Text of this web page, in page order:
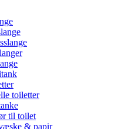
toiletter
til toilet
& papir